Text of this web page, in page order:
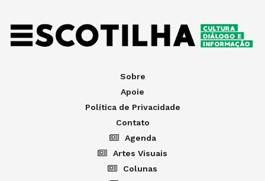
Sobre
Apoie
Política de Privacidade
Contato
Agenda
Artes Visuais
Colunas